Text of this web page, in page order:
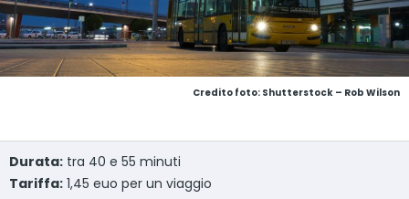
Credito foto: Shutterstock – Rob Wilson
Durata: tra 40 e 55 minuti
Tariffa: 1,45 euo per un viaggio